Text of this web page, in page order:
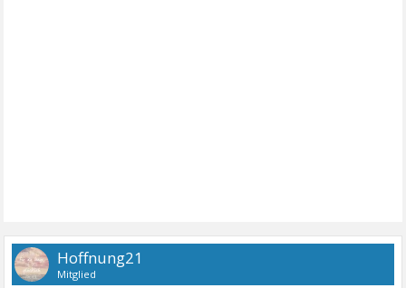
Hoffnung21
Mitglied